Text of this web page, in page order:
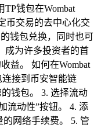
钱包在Wombat
币交易的去中心化交
钱包兑换，同时也可
成为许多投资者的首
益。 如何在Wombat
接到币安智能链
的钱包。 3. 选择流动
流动性”按钮。 4. 添
网络手续费。 5. 管